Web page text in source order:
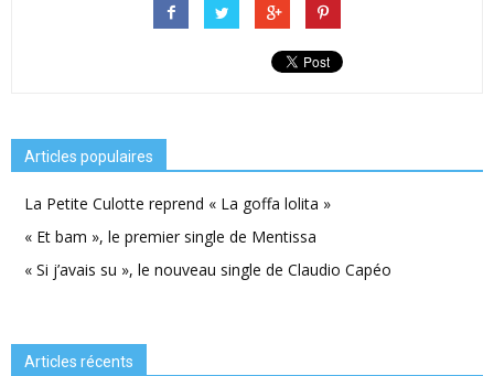
Articles populaires
La Petite Culotte reprend « La goffa lolita »
« Et bam », le premier single de Mentissa
« Si j’avais su », le nouveau single de Claudio Capéo
Articles récents